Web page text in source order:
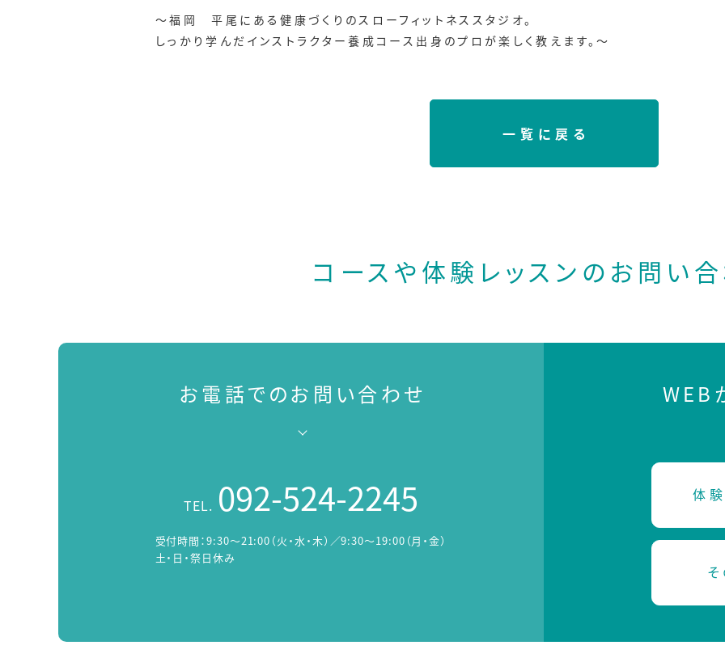
～福岡 平尾にある健康づくりのスローフィットネススタジオ。
しっかり学んだインストラクター養成コース出身のプロが楽しく教えます。～
一覧に戻る
コースや体験レッスンの お問い
お電話でのお問い合わせ
TEL. 092-524-2245
受付時間：9:30～21:00（火・水・木）／9:30～19:00（月・金）
土・日・祭日休み
WEB
体